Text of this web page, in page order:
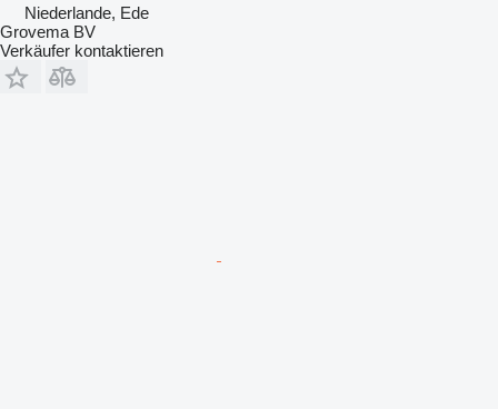
Niederlande, Ede
Grovema BV
Verkäufer kontaktieren